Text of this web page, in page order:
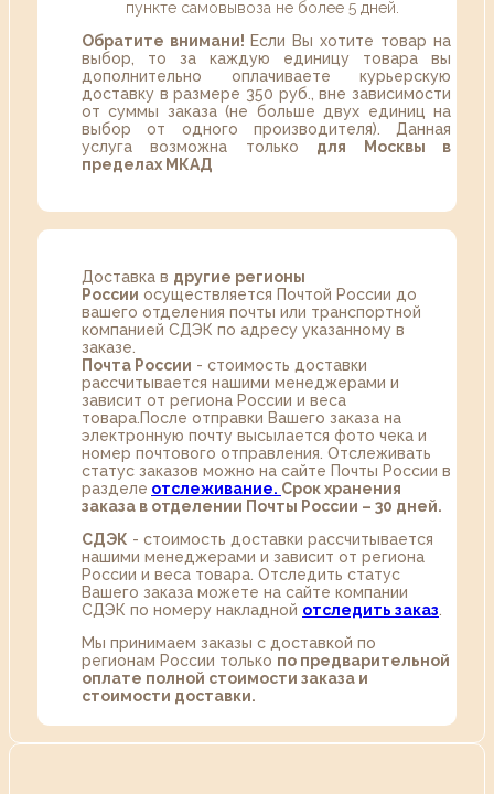
пункте самовывоза не более 5 дней.
Обратите внимани! Если Вы хотите товар на
выбор, то за каждую единицу товара вы
дополнительно оплачиваете курьерскую
доставку в размере 350 руб., вне зависимости
от суммы заказа (не больше двух единиц на
выбор от одного производителя). Данная
услуга возможна только для Москвы в
пределах МКАД
Доставка в другие регионы
России осуществляется Почтой России до
вашего отделения почты или транспортной
компанией СДЭК по адресу указанному в
заказе.
Почта России - стоимость доставки
рассчитывается нашими менеджерами и
зависит от региона России и веса
товара.После отправки Вашего заказа на
электронную почту высылается фото чека и
номер почтового отправления. Отслеживать
статус заказов можно на сайте Почты России в
разделе oтслеживание. Срок хранения
заказа в отделении Почты России – 30 дней.
СДЭК - стоимость доставки рассчитывается
нашими менеджерами и зависит от региона
России и веса товара. Отследить статус
Вашего заказа можете на сайте компании
СДЭК по номеру накладной отследить заказ
Мы принимаем заказы с доставкой по
регионам России только по предварительной
оплате полной стоимости заказа и
стоимости доставки.